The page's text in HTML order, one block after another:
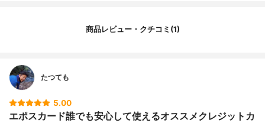
商品レビュー・クチコミ(1)
たつても
5.00
エポスカード誰でも安心して使えるオススメクレジットカ